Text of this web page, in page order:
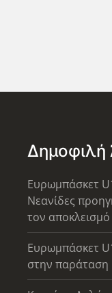
Ευρωμπάσκετ
Νεανίδες
τον
Ευρωμπάσκετ
στην παράταση